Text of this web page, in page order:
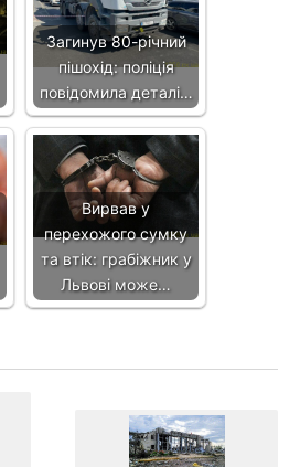
Загинув 80-річний
пішохід: поліція
повідомила деталі…
Вирвав у
перехожого сумку
та втік: грабіжник у
Львові може…